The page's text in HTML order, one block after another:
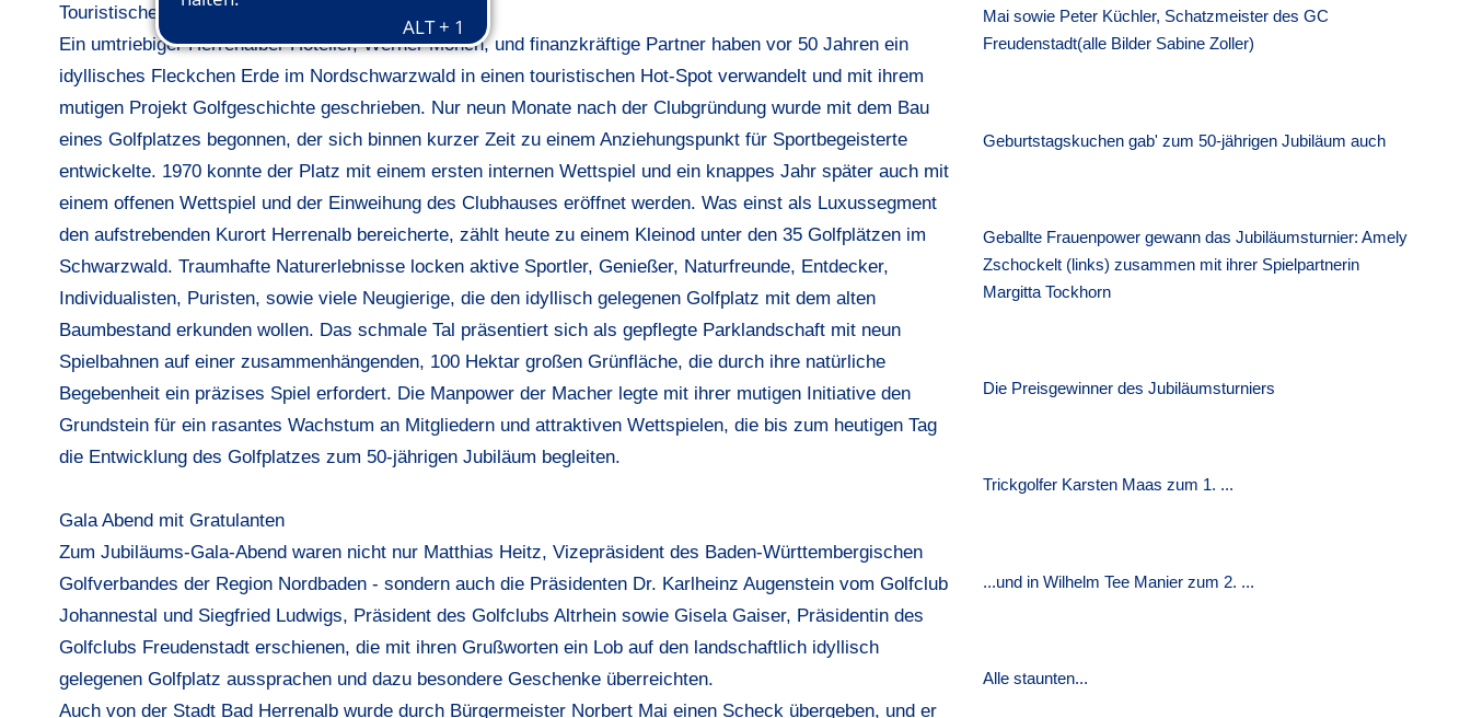
Touristischer Hot-Spot
Ein umtriebiger Herrenalber Hotelier, Werner Mönch, und finanzkräftige Partner haben vor 50 Jahren ein
idyllisches Fleckchen Erde im Nordschwarzwald in einen touristischen Hot-Spot verwandelt und mit ihrem
mutigen Projekt Golfgeschichte geschrieben. Nur neun Monate nach der Clubgründung wurde mit dem Bau
eines Golfplatzes begonnen, der sich binnen kurzer Zeit zu einem Anziehungspunkt für Sportbegeisterte
entwickelte. 1970 konnte der Platz mit einem ersten internen Wettspiel und ein knappes Jahr später auch mit
einem offenen Wettspiel und der Einweihung des Clubhauses eröffnet werden. Was einst als Luxussegment
den aufstrebenden Kurort Herrenalb bereicherte, zählt heute zu einem Kleinod unter den 35 Golfplätzen im
Schwarzwald. Traumhafte Naturerlebnisse locken aktive Sportler, Genießer, Naturfreunde, Entdecker,
Individualisten, Puristen, sowie viele Neugierige, die den idyllisch gelegenen Golfplatz mit dem alten
Baumbestand erkunden wollen. Das schmale Tal präsentiert sich als gepflegte Parklandschaft mit neun
Spielbahnen auf einer zusammenhängenden, 100 Hektar großen Grünfläche, die durch ihre natürliche
Begebenheit ein präzises Spiel erfordert. Die Manpower der Macher legte mit ihrer mutigen Initiative den
Grundstein für ein rasantes Wachstum an Mitgliedern und attraktiven Wettspielen, die bis zum heutigen Tag
die Entwicklung des Golfplatzes zum 50-jährigen Jubiläum begleiten.
Gala Abend mit Gratulanten
Zum Jubiläums-Gala-Abend waren nicht nur Matthias Heitz, Vizepräsident des Baden-Württembergischen
Golfverbandes der Region Nordbaden - sondern auch die Präsidenten Dr. Karlheinz Augenstein vom Golfclub
Johannestal und Siegfried Ludwigs, Präsident des Golfclubs Altrhein sowie Gisela Gaiser, Präsidentin des
Golfclubs Freudenstadt erschienen, die mit ihren Grußworten ein Lob auf den landschaftlich idyllisch
gelegenen Golfplatz aussprachen und dazu besondere Geschenke überreichten.
Auch von der Stadt Bad Herrenalb wurde durch Bürgermeister Norbert Mai einen Scheck übergeben, und er
Mai sowie Peter Küchler, Schatzmeister des GC
Freudenstadt(alle Bilder Sabine Zoller)
Geburtstagskuchen gab' zum 50-jährigen Jubiläum auch
Geballte Frauenpower gewann das Jubiläumsturnier: Amely
Zschockelt (links) zusammen mit ihrer Spielpartnerin
Margitta Tockhorn
Die Preisgewinner des Jubiläumsturniers
Trickgolfer Karsten Maas zum 1. ...
...und in Wilhelm Tee Manier zum 2. ...
Alle staunten...